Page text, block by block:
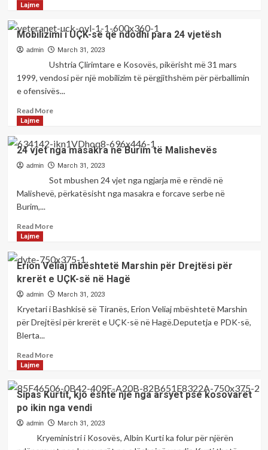
borë
BIK-
u
u
bën
thirrje
besimtarëve
që
“Liria
ka
emër”
Lajme
Mobilizimi i UÇK-së që ndodhi para 24 vjetësh
admin March 31, 2023
Ushtria Çlirimtare e Kosovës, pikërisht më 31 mars
1999, vendosi për një mobilizim të përgjithshëm për përballimin
e ofensivës...
Read MoreRead
Mobilizimi
i
UÇK-
së
që
ndodhi
Lajme
24 vjet nga masakra në Burim të Malishevës
admin March 31, 2023
Sot mbushen 24 vjet nga ngjarja më e rëndë në
Malishevë, përkatësisht nga masakra e forcave serbe në
Burim,...
Read MoreRead
24
vjet
nga
masakra
në
të
Lajme
Erion Veliaj mbështetë Marshin për Drejtësi për
krerët e UÇK-së në Hagë
admin March 31, 2023
Kryetari i Bashkisë së Tiranës, Erion Veliaj mbështetë Marshin
për Drejtësi për krerët e UÇK-së në Hagë.Deputetja e PDK-së,
Blerta...
Read MoreRead
Erion
Veliaj
mbështetë
Marshin
për
Lajme
Sipas Kurtit, kjo është një nga arsyet pse kosovarët
po ikin nga vendi
admin March 31, 2023
Kryeministri i Kosovës, Albin Kurti ka folur për njërën